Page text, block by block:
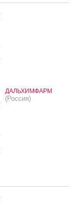
ДАЛЬХИМФАРМ
(Россия)